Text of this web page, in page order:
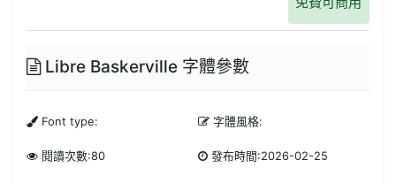
Libre Baskerville 字體參數
Font type: 字體風格:
閱讀次數:80 發布時間:2026-02-25